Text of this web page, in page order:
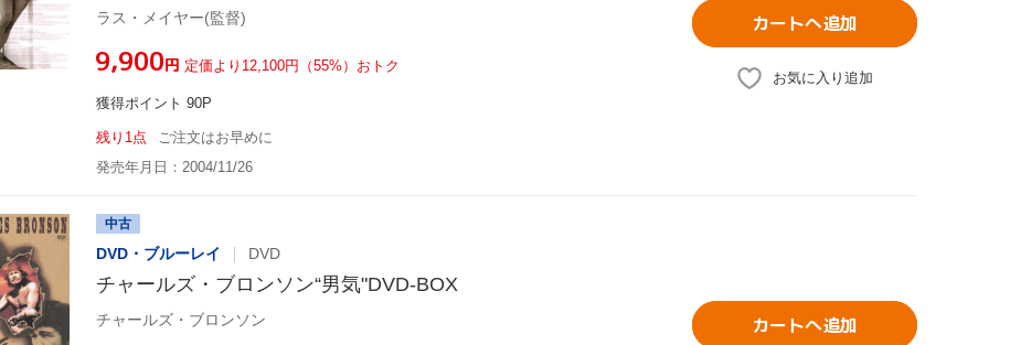
ラス・メイヤー(監督)
¥9,900円 定価より12,100円（55%）おトク
獲得ポイント 90P
残り1点
ご注文はお早めに
発売年月日：2004/11/26
カートへ追加
お気に入り追加
中古
DVD・ブルーレイ DVD
チャールズ・ブロンソン“男気"DVD-BOX
チャールズ・ブロンソン カートへ追加